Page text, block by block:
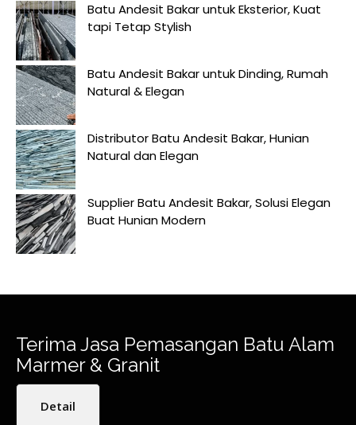
Batu Andesit Bakar untuk Eksterior, Kuat
tapi Tetap Stylish
Batu Andesit Bakar untuk Dinding, Rumah
Natural & Elegan
Distributor Batu Andesit Bakar, Hunian
Natural dan Elegan
Supplier Batu Andesit Bakar, Solusi Elegan
Buat Hunian Modern
Terima Jasa Pemasangan Batu Alam
Marmer & Granit
Detail